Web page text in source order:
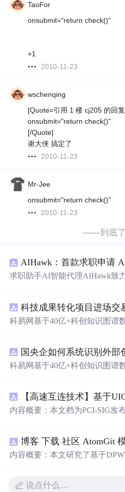
TaoFor
onsubmit="return check()"
+1
2010-11-23
wschenqing
[Quote=引用 1 楼 cj205 的回
onsubmit="return check()"
[/Quote]
谢大侠 搞定了
2010-11-23
Mr-Jee
onsubmit="return check()"
2010-11-23
——到底
AIHawk：首款求职申请
求职助手AI智能代理AIHawk致
科易网基于40亿+科创知识图谱
新领域的AI+数智化解决方案，
智能化发展。
科易网基于40亿+科创知识图谱
新领域的AI+数智化解决方案，
智能化发展。
内容概要：本文档为PCI-SIG发
规则对多路径拓扑和高性能IO系
式，定义了一套新的TLP（事务
细说明了UIO
内容概要：本文研究了基于
及动态响应速度不足等
。
说点什么…